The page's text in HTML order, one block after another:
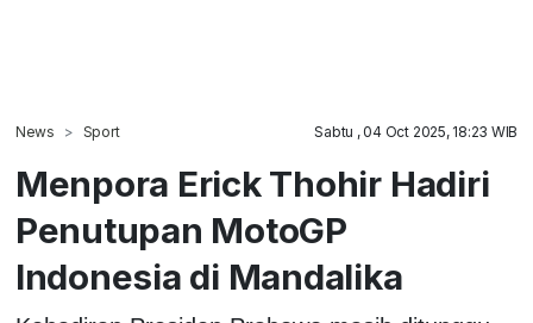
News Sport Sabtu , 04 Oct 2025, 18:23 WIB
Menpora Erick Thohir Hadiri
Penutupan MotoGP
Indonesia di Mandalika